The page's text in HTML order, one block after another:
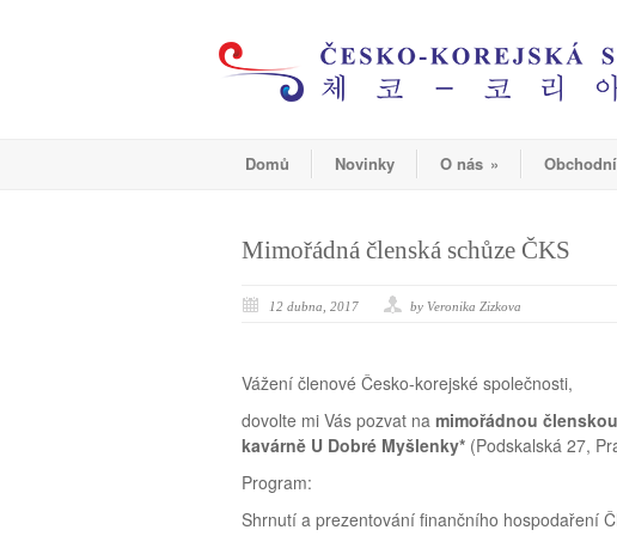
Domů Novinky O nás »
Mimořádná členská schůze ČKS
12 dubna, 2017 by Veronika Zizkova
Vážení členové Česko-korejské společnosti,
dovolte mi Vás pozvat na mimořádnou
kavárně U Dobré Myšlenky* (Podskalská 27,
Program:
Shrnutí a prezentování finančního hospodaření